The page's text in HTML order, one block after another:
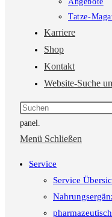
Tatze-
Karriere
Shop
Kontakt
Website-Suche
panel.
Menü Schließen
Service
Service